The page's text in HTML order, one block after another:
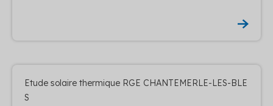
Etude solaire thermique RGE CHANTEMERLE-LES-BLE
S